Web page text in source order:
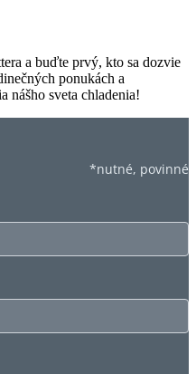
a buďte prvý, kto sa dozvie
ponukách a
nášho sveta chladenia!
*nutné, povinné